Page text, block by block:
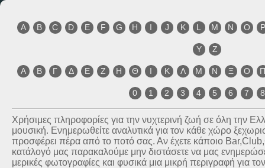
A B C D E F G H I J K L M N O P
Y Z
Α Β Γ Δ Ε Ζ Η Θ Ι Κ Λ Μ Ν Ξ Ο
0 1 2 3 4 5 6 7 8
Χρήσιμες πληροφορίες για την νυχτερινή ζωή σε όλη την
μουσική. Ενημερωθείτε αναλυτικά για τον κάθε χώρο
προσφέρει πέρα από το ποτό σας. Αν έχετε κάποιο
κατάλογό μας παρακαλούμε μην διστάσετε να μας
μερικές φωτογραφίες και φυσικά μια μικρή περιγραφή για